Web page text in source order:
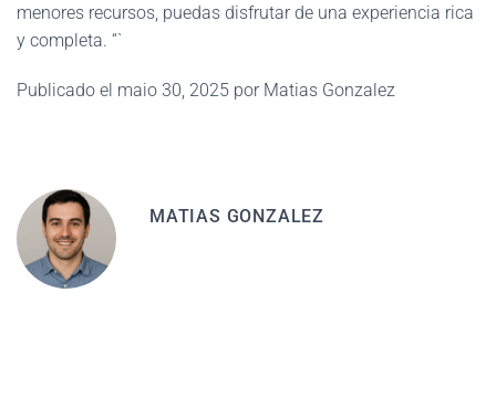
menores recursos, puedas disfrutar de una experiencia rica
y completa. “`
Publicado el maio 30, 2025 por Matias Gonzalez
MATIAS GONZALEZ